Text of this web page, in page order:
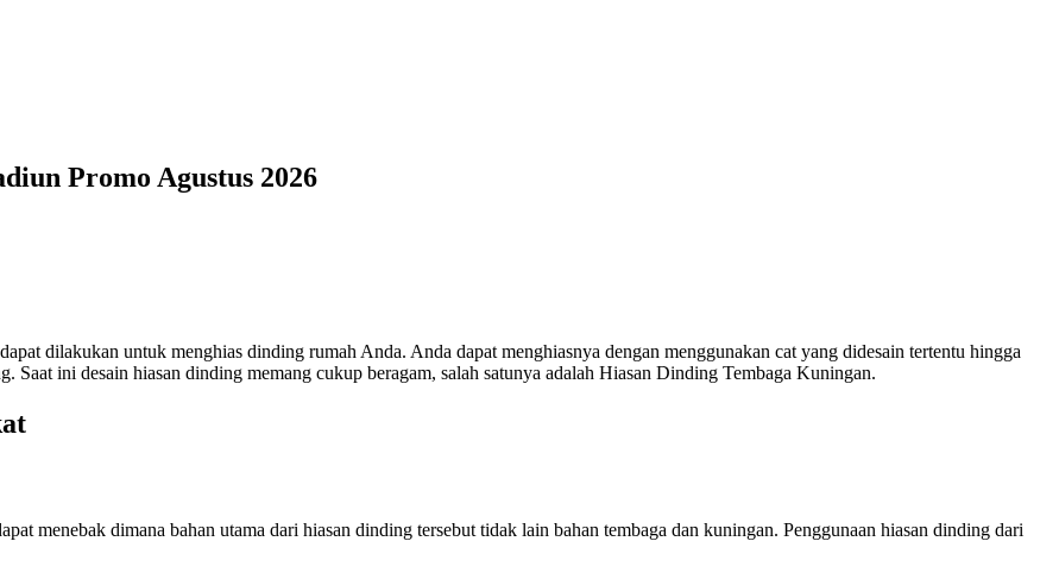
Promo Agustus 2026
dilakukan untuk menghias dinding rumah Anda. Anda dapat menghiasnya dengan menggunakan cat yang didesain tertentu hingga
Saat ini desain hiasan dinding memang cukup beragam, salah satunya adalah Hiasan Dinding Tembaga Kuningan.
menebak dimana bahan utama dari hiasan dinding tersebut tidak lain bahan tembaga dan kuningan. Penggunaan hiasan dinding dari